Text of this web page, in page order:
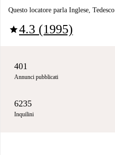
Questo locatore parla Inglese, Tedesco
star4.3 (1995)
401
Annunci pubblicati
6235
Inquilini